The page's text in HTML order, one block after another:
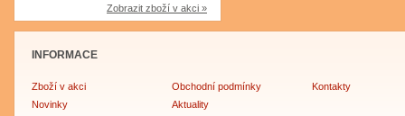
Zobrazit zboží v akci »
INFORMACE
Zboží v akci
Novinky
Obchodní podmínky
Aktuality
Kontakty